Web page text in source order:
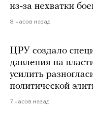
из-за нехватки
8 часов назад
ЦРУ создало
давления на
усилить
политической
7 часов назад